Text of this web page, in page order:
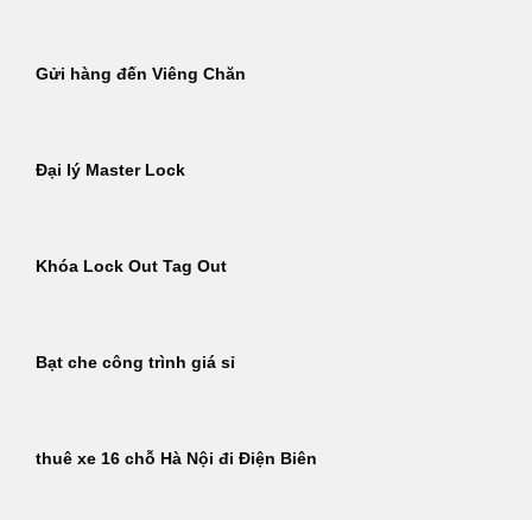
Gửi hàng đến Viêng Chăn
Đại lý Master Lock
Khóa Lock Out Tag Out
Bạt che công trình giá sỉ
thuê xe 16 chỗ Hà Nội đi Điện Biên